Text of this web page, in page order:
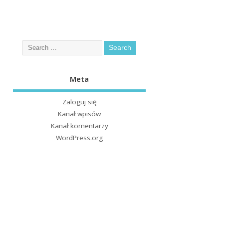
Meta
Zaloguj się
Kanał wpisów
Kanał komentarzy
WordPress.org